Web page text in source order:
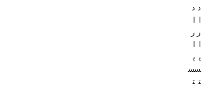
د
ر
ی
س
ت
د
ر
ی
س
ت